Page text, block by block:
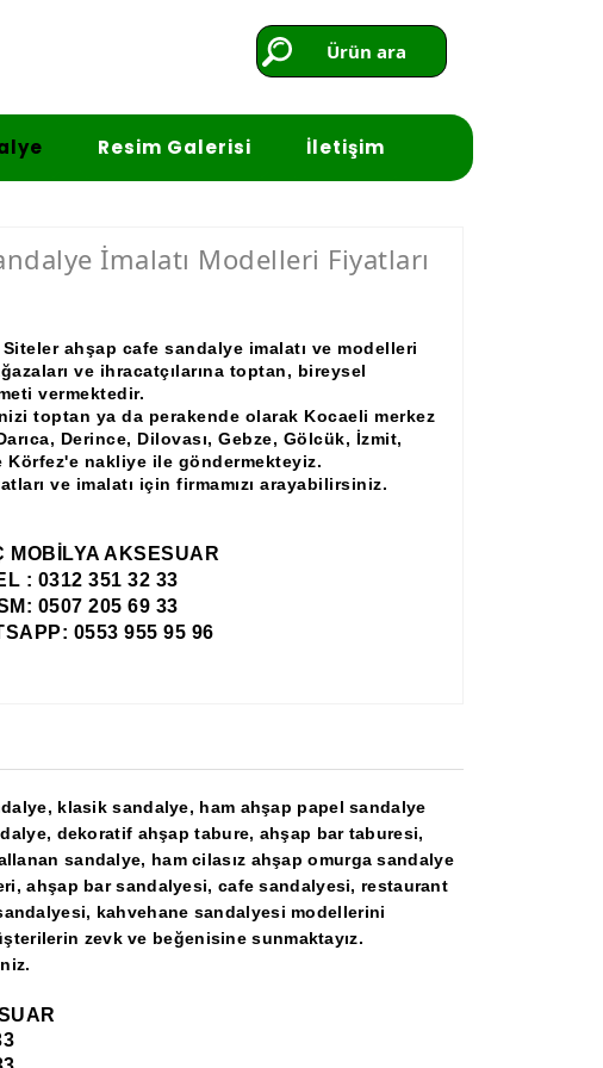
İmalatı Modelleri Fiyatları
ahşap cafe sandalye imalatı ve modelleri
ve ihracatçılarına toptan, bireysel
vermektedir.
toptan ya da perakende olarak Kocaeli merkez
Derince, Dilovası, Gebze, Gölcük, İzmit,
Körfez'e nakliye ile göndermekteyiz.
ve imalatı için firmamızı arayabilirsiniz.
MOBİLYA AKSESUAR
: 0312 351 32 33
0507 205 69 33
0553 955 95 96
klasik sandalye, ham ahşap papel sandalye
dekoratif ahşap tabure, ahşap bar taburesi,
sandalye, ham cilasız ahşap omurga sandalye
ahşap bar sandalyesi, cafe sandalyesi, restaurant
kahvehane sandalyesi modellerini
zevk ve beğenisine sunmaktayız.
Ürün ara
Resim Galerisi İletişim